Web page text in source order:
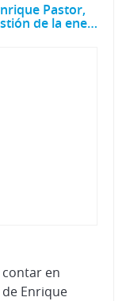
Pastor,
ingeniero experto en la gestión de la energía
en
Enrique